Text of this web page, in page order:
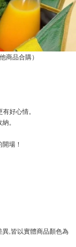
商品合購）
好心情。
。
場！
,皆以實體商品顏色為